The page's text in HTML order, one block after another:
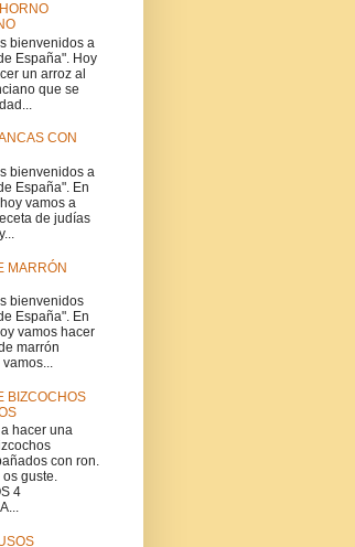
bienvenidos a
España". Hoy
un arroz al
que se
CON
bienvenidos a
España". En
vamos a
de judías
MARRÓN
bienvenidos
España". En
vamos hacer
marrón
BIZCOCHOS
hacer una
con ron.
os guste.
4